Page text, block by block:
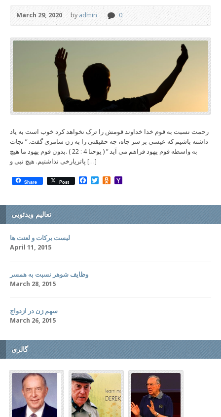
March 29, 2020 byadmin 0
رحمت نسبت به قوم خدا خداوند قومش را ترک نخواهد کرد خوب است به یاد
داشته باشیم که عیسی بر سر چاه، چه حقیقتی را به زن سامری گفت. ” نجات
به واسطه قوم یهود فراهم می آید ” ( یوحنا 4 : 22 ) .بدون قوم یهود ما هیچ
پاتریارخی نداشتیم. هیچ نبی و […]
Share Post Facebook
TwitterOdnoklassniki
تعالیم ویدئویی
لیست برکات و لعنت ها
April 11, 2015
وظایف شوهر نسبت به همسر
March 28, 2015
سهم زن در ازدواج
March 26, 2015
گالری